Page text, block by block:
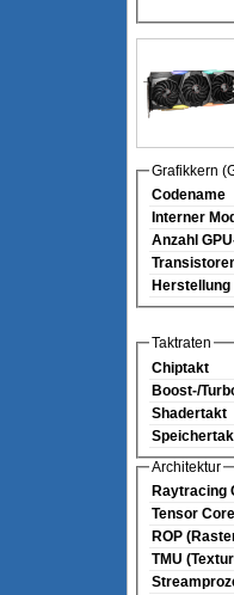
Grafikkern
Codename
Interner
Anzahl
Herstellung
Taktraten
Chiptakt
Boost-/
Shadertakt
Architektur
Raytracing
Tensor
ROP
TMU